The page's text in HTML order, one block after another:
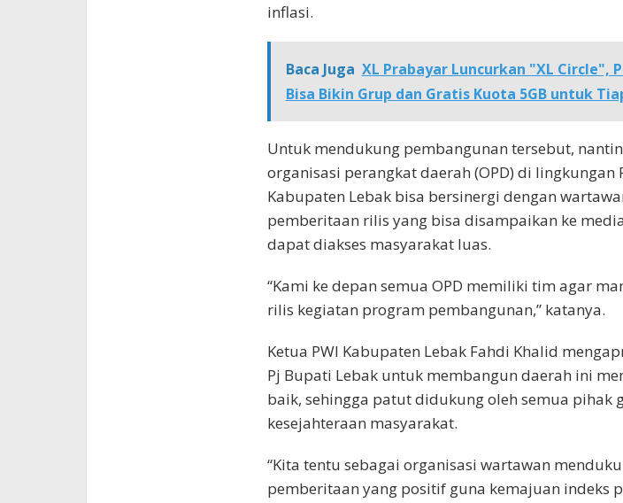
inflasi.
Baca Juga XL Prabayar Luncurkan "XL Circle",
Bisa Bikin Grup dan Gratis Kuota 5GB untuk
Untuk mendukung pembangunan tersebut,
organisasi perangkat daerah (OPD) di lingkungan
Kabupaten Lebak bisa bersinergi dengan
pemberitaan rilis yang bisa disampaikan ke
dapat diakses masyarakat luas.
“Kami ke depan semua OPD memiliki tim agar
rilis kegiatan program pembangunan,” katanya.
Ketua PWI Kabupaten Lebak Fahdi Khalid
Pj Bupati Lebak untuk membangun daerah ini
baik, sehingga patut didukung oleh semua pihak
kesejahteraan masyarakat.
“Kita tentu sebagai organisasi wartawan
pemberitaan yang positif guna kemajuan indeks